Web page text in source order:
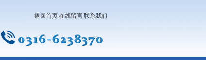
返回首页 在线留言 联系我们